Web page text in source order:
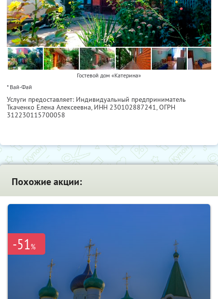
Гостевой дом «Катерина»
* Вай-Фай
Услуги предоставляет: Индивидуальный предприниматель
Ткаченко Елена Алексеевна, ИНН 230102887241, ОГРН
312230115700058
Похожие акции:
-51%